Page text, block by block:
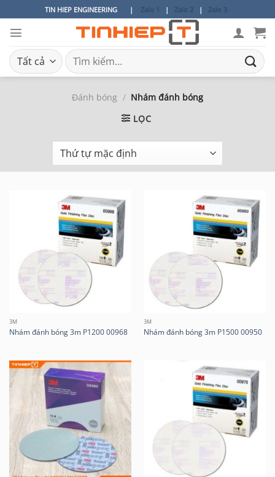
qua
nội
dung
TIN HIEP ENGINEERING | Zalo 1 | Zalo 2| Zalo 3
Tìm
kiếm:
Đánh bóng / Nhám đánh bóng
LỌC
3M
Nhám đánh bóng 3m P1200 00968
3M
Nhám đánh bóng 3m P1500 00950